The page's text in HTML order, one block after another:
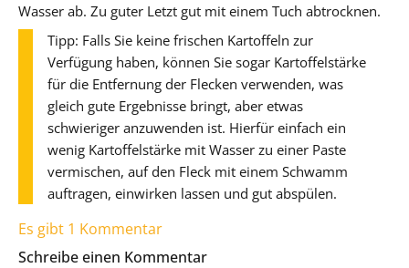
Wasser ab. Zu guter Letzt gut mit einem Tuch abtrocknen.
Tipp: Falls Sie keine frischen Kartoffeln zur
Verfügung haben, können Sie sogar Kartoffelstärke
für die Entfernung der Flecken verwenden, was
gleich gute Ergebnisse bringt, aber etwas
schwieriger anzuwenden ist. Hierfür einfach ein
wenig Kartoffelstärke mit Wasser zu einer Paste
vermischen, auf den Fleck mit einem Schwamm
auftragen, einwirken lassen und gut abspülen.
Es gibt 1 Kommentar
Schreibe einen Kommentar